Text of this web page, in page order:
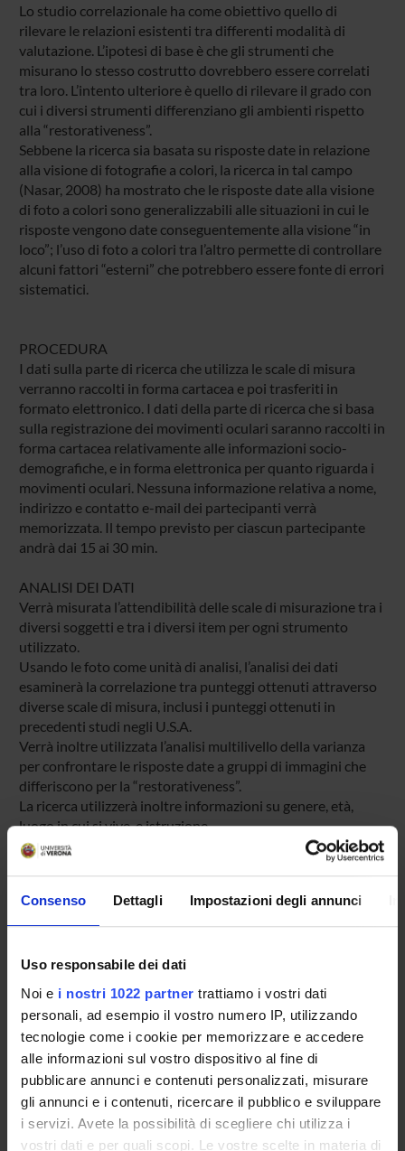
Consenso Dettagli Impostazioni degli annunci
Uso responsabile dei dati
Noi e i nostri 1022 partner trattiamo i vostri dati
personali, ad esempio il vostro numero IP, utilizzando
tecnologie come i cookie per memorizzare e accedere
alle informazioni sul vostro dispositivo al fine di
pubblicare annunci e contenuti personalizzati, misurare
gli annunci e i contenuti, ricercare il pubblico e sviluppare
i servizi. Avete la possibilità di scegliere chi utilizza i
vostri dati e per quali scopi. Le vostre scelte in materia di
Lo studio correlazionale ha come obiettivo quello di
rilevare le relazioni esistenti tra differenti modalità di
valutazione. L’ipotesi di base è che gli strumenti che
misurano lo stesso costrutto dovrebbero essere correlati
tra loro. L’intento ulteriore è quello di rilevare il grado con
cui i diversi strumenti differenziano gli ambienti rispetto
alla “restorativeness”.
Sebbene la ricerca sia basata su risposte date in relazione
alla visione di fotografie a colori, la ricerca in tal campo
(Nasar, 2008) ha mostrato che le risposte date alla visione
di foto a colori sono generalizzabili alle situazioni in cui le
risposte vengono date conseguentemente alla visione “in
loco”; l’uso di foto a colori tra l’altro permette di controllare
alcuni fattori “esterni” che potrebbero essere fonte di errori
sistematici.
PROCEDURA
I dati sulla parte di ricerca che utilizza le scale di misura
verranno raccolti in forma cartacea e poi trasferiti in
formato elettronico. I dati della parte di ricerca che si basa
sulla registrazione dei movimenti oculari saranno raccolti in
forma cartacea relativamente alle informazioni socio-
demografiche, e in forma elettronica per quanto riguarda i
movimenti oculari. Nessuna informazione relativa a nome,
indirizzo e contatto e-mail dei partecipanti verrà
memorizzata. Il tempo previsto per ciascun partecipante
andrà dai 15 ai 30 min.
ANALISI DEI DATI
Verrà misurata l’attendibilità delle scale di misurazione tra i
diversi soggetti e tra i diversi item per ogni strumento
utilizzato.
Usando le foto come unità di analisi, l’analisi dei dati
esaminerà la correlazione tra punteggi ottenuti attraverso
diverse scale di misura, inclusi i punteggi ottenuti in
precedenti studi negli U.S.A.
Verrà inoltre utilizzata l’analisi multilivello della varianza
per confrontare le risposte date a gruppi di immagini che
differiscono per la “restorativeness”.
La ricerca utilizzerà inoltre informazioni su genere, età,
luogo in cui si vive, e istruzione
PARTECIPANTI AL PROGETTO
Margherita Brondino
Professore associato
Roberto Burro
Professore associato
Barbara Giacominelli Gasbarro
Professore a contratto
JACK NASAR